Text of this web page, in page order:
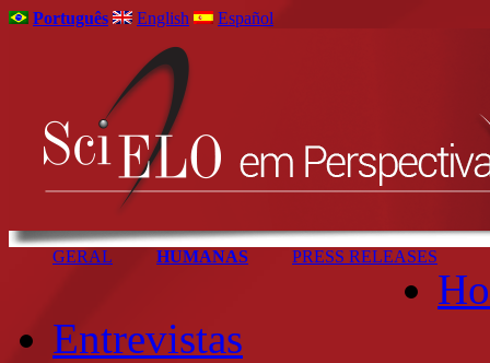
Português English Español
GERAL HUMANAS PRESS RELEASES
Entrevistas